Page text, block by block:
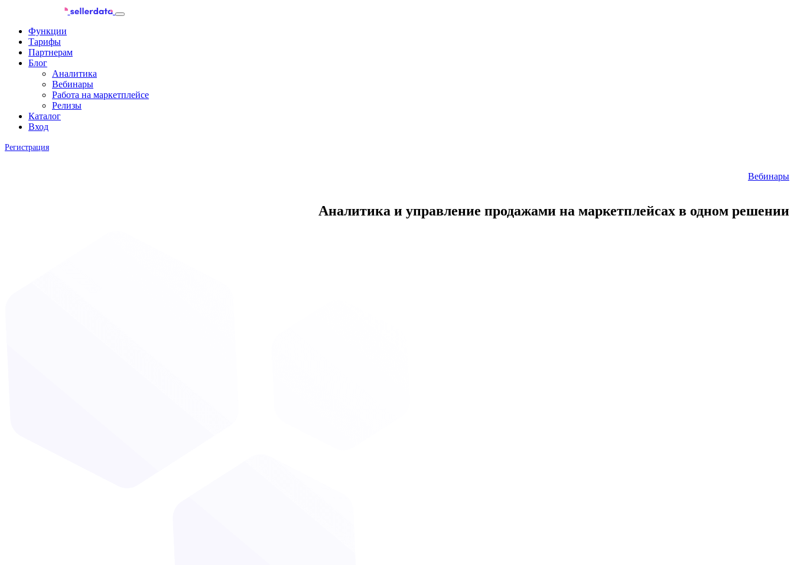
Функции
Тарифы
Партнерам
Блог
Аналитика
Вебинары
Работа на маркетплейсе
Релизы
Каталог
Вход
Регистрация
Вебинары
Аналитика и управление продажами на маркетплейсах в одном решении